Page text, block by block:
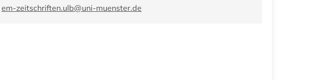
em-zeitschriften.ulb@uni-muenster.de